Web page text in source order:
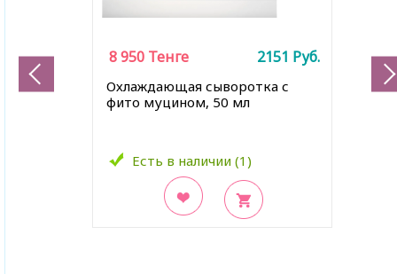
Охлаждающая сыворотка с
фито муцином, 50 мл
Есть в наличии (1)
8 950 Тенге 2151 Руб.